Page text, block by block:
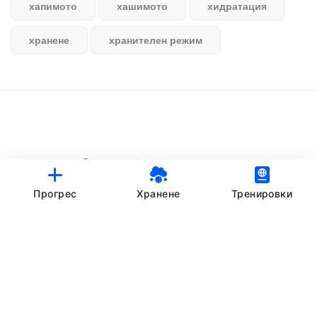
хапимото хашимото хидратация
хранене хранителен режим
© StankovFit Progress App | 2025
Crafted with love by
Прогрес Хранене Тренировки